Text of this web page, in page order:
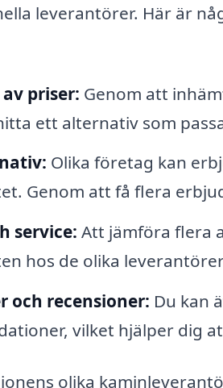
leverantörer. Här är
priser: Genom att
ett alternativ som
Olika företag kan
Genom att få flera
service: Att jämföra flera
hos de olika
och recensioner: Du kan
vilket hjälper dig
olika